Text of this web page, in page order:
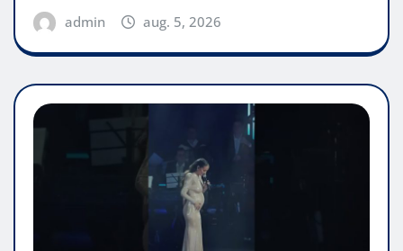
admin aug. 5, 2026